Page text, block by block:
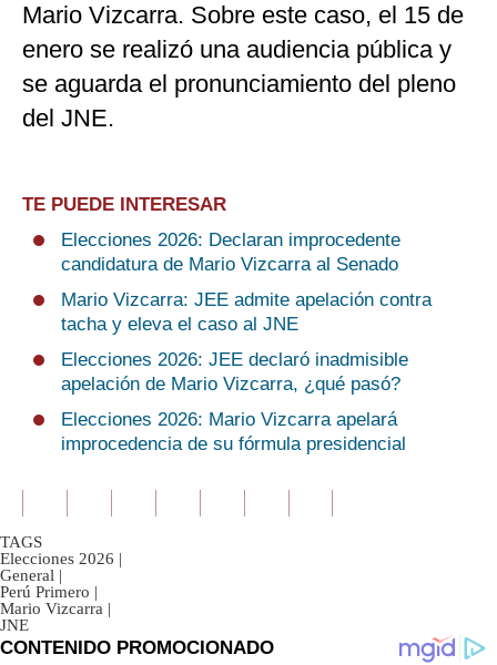
Mario Vizcarra. Sobre este caso, el 15 de
enero se realizó una audiencia pública y
se aguarda el pronunciamiento del pleno
del JNE.
TE PUEDE INTERESAR
Elecciones 2026: Declaran improcedente
candidatura de Mario Vizcarra al Senado
Mario Vizcarra: JEE admite apelación contra
tacha y eleva el caso al JNE
Elecciones 2026: JEE declaró inadmisible
apelación de Mario Vizcarra, ¿qué pasó?
Elecciones 2026: Mario Vizcarra apelará
improcedencia de su fórmula presidencial
TAGS
Elecciones 2026 |
General |
Perú Primero |
Mario Vizcarra |
JNE